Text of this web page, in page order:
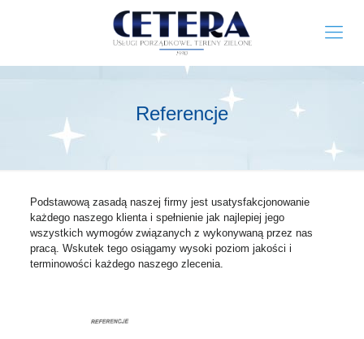
Referencje
Podstawową zasadą naszej firmy jest usatysfakcjonowanie
każdego naszego klienta i spełnienie jak najlepiej jego
wszystkich wymogów związanych z wykonywaną przez nas
pracą. Wskutek tego osiągamy wysoki poziom jakości i
terminowości każdego naszego zlecenia.